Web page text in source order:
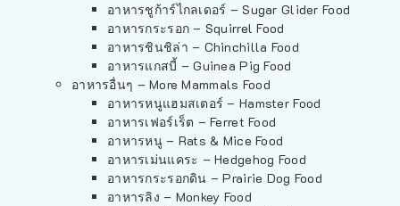
อาหารชูก้าร์ไกลเดอร์ – Sugar Glider Food
อาหารกระรอก – Squirrel Food
อาหารชินชิล่า – Chinchilla Food
อาหารแกสบี้ – Guinea Pig Food
อาหารอื่นๆ – More Mammals Food
อาหารหนูแฮมสเตอร์ – Hamster Food
อาหารเฟอร์เร็ต – Ferret Food
อาหารหนู – Rats & Mice Food
อาหารเม่นแคระ – Hedgehog Food
อาหารกระรอกดิน – Prairie Dog Food
อาหารลิง – Monkey Food